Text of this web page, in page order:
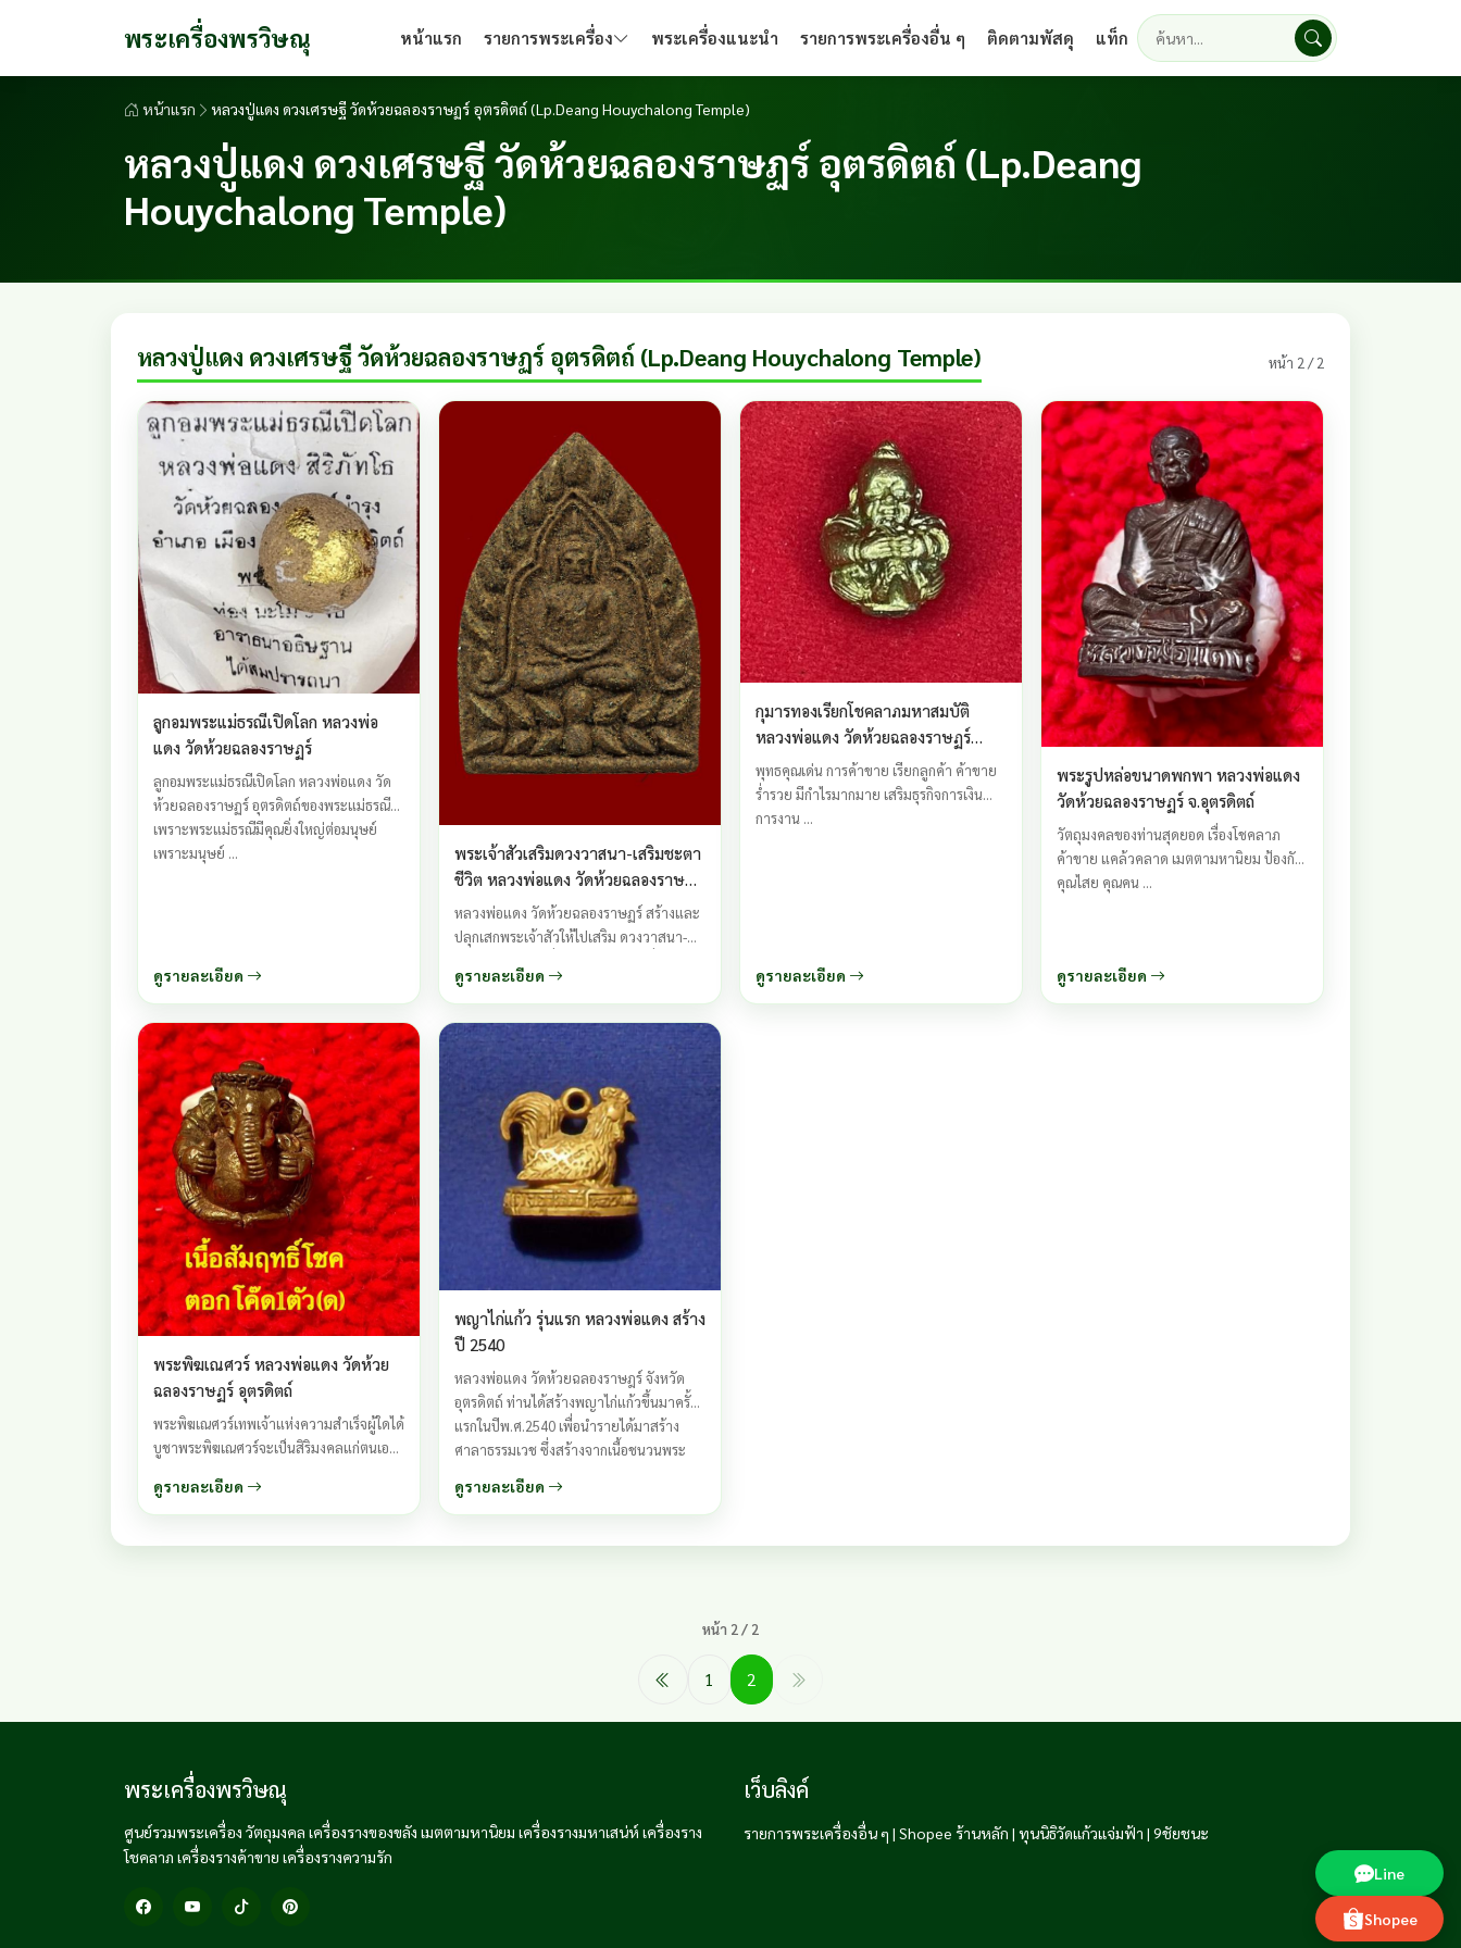
พระเครื่องพรวิษณุ หน้าแรก รายการพระเครื่อง พระเครื่องแนะนำ รายการพระเครื่องอื่น ๆ ติดตามพัสดุ แท็ก
ค้นหา
หน้าแรก หลวงปู่แดง ดวงเศรษฐี วัดห้วยฉลองราษฏร์ อุตรดิตถ์ (Lp.Deang Houychalong Temple)
หลวงปู่แดง ดวงเศรษฐี วัดห้วยฉลองราษฏร์ อุตรดิตถ์ (Lp.Deang
Houychalong Temple)
หลวงปู่แดง ดวงเศรษฐี วัดห้วยฉลองราษฏร์ อุตรดิตถ์ (Lp.Deang Houychalong Temple) หน้า 2 / 2
ลูกอมพระแม่ธรณีเปิดโลก หลวงพ่อ
แดง วัดห้วยฉลองราษฏร์
ลูกอมพระแม่ธรณีเปิดโลก หลวงพ่อแดง วัด
ห้วยฉลองราษฏร์ อุตรดิตถ์ของพระแม่ธรณี
เพราะพระแม่ธรณีมีคุณยิ่งใหญ่ต่อมนุษย์
เพราะมนุษย์ ...
ดูรายละเอียด
พระเจ้าสัวเสริมดวงวาสนา-เสริมชะตา
ชีวิต หลวงพ่อแดง วัดห้วยฉลองราษฏร์
อุตรดิตถ์
หลวงพ่อแดง วัดห้วยฉลองราษฏร์ สร้างและ
ปลุกเสกพระเจ้าสัวให้ไปเสริม ดวงวาสนา-
โชคไม่ดี วาสนาไม่ส่ง
ดูรายละเอียด
กุมารทองเรียกโชคลาภมหาสมบัติ
หลวงพ่อแดง วัดห้วยฉลองราษฏร์
จ.อุตรดิตถ์
พุทธคุณเด่น การค้าขาย เรียกลูกค้า ค้าขาย
ร่ำรวย มีกำไรมากมาย เสริมธุรกิจการเงิน
การงาน ...
ดูรายละเอียด
พระรูปหล่อขนาดพกพา หลวงพ่อแดง
วัดห้วยฉลองราษฏร์ จ.อุตรดิตถ์
วัตถุมงคลของท่านสุดยอด เรื่องโชคลาภ
ค้าขาย แคล้วคลาด เมตตามหานิยม ป้องกัน
คุณไสย คุณคน ...
ดูรายละเอียด
พระพิฆเณศวร์ หลวงพ่อแดง วัดห้วย
ฉลองราษฏร์ อุตรดิตถ์
พระพิฆเณศวร์เทพเจ้าแห่งความสำเร็จผู้ใดได้
บูชาพระพิฆเณศวร์จะเป็นสิริมงคลแก่ตนเอง
อาชีพในชีวิตประจำวันให้บูชาพระพิฆเณศวร์
เทพเจ้าแห่งผู้ประทานความสำเร็จในกิจการ
งานและกำจัดอุปสรรค์ทั้งปวง
ดูรายละเอียด
พญาไก่แก้ว รุ่นแรก หลวงพ่อแดง สร้าง
ปี 2540
หลวงพ่อแดง วัดห้วยฉลองราษฎร์ จังหวัด
อุตรดิตถ์ ท่านได้สร้างพญาไก่แก้วขึ้นมาครั้ง
แรกในปีพ.ศ.2540 เพื่อนำรายได้มาสร้าง
ศาลาธรรมเวช ซึ่งสร้างจากเนื้อชนวนพระ
ดูรายละเอียด
หน้า 2 / 2
1 2
พระเครื่องพรวิษณุ
ศูนย์รวมพระเครื่อง วัตถุมงคล เครื่องรางของขลัง เมตตามหานิยม เครื่องรางมหาเสน่ห์ เครื่องราง
โชคลาภ เครื่องรางค้าขาย เครื่องรางความรัก
เว็บลิงค์
รายการพระเครื่องอื่น ๆ | Shopee ร้านหลัก | ทุนนิธิวัดแก้วแจ่มฟ้า | 9ชัยชนะ
Line
Shopee